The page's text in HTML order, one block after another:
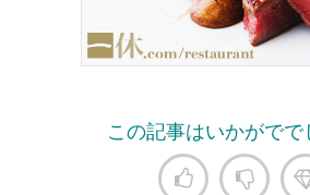
この記事はいかがでで